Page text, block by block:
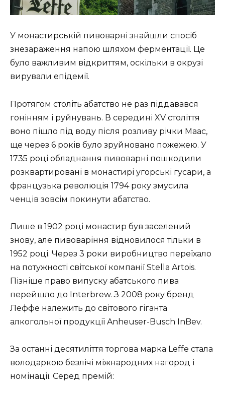
У монастирській пивоварні знайшли спосіб
знезараження напою шляхом ферментації. Це
було важливим відкриттям, оскільки в окрузі
вирували епідемії.
Протягом століть абатство не раз піддавався
гонінням і руйнувань. В середині XV століття
воно пішло під воду після розливу річки Маас,
ще через 6 років було зруйновано пожежею. У
1735 році обладнання пивоварні пошкодили
розквартировані в монастирі угорські гусари, а
французька революція 1794 року змусила
ченців зовсім покинути абатство.
Лише в 1902 році монастир був заселений
знову, але пивоваріння відновилося тільки в
1952 році. Через 3 роки виробництво переїхало
на потужності світської компанії Stella Artois.
Пізніше право випуску абатського пива
перейшло до Interbrew. З 2008 року бренд
Леффе належить до світового гіганта
алкогольної продукції Anheuser-Busch InBev.
За останні десятиліття торгова марка Leffe стала
володаркою безлічі міжнародних нагород і
номінації. Серед премій: